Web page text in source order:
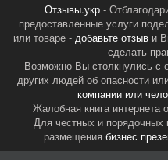
Отзывы.укр -
предоставленные услуги
или товаре - добавьте отзыв и
сделать
Возможно Вы столкнулись с
других людей об опасности
компании или
Жалобная книга интернета
Для честных и порядочных
размещения бизнес